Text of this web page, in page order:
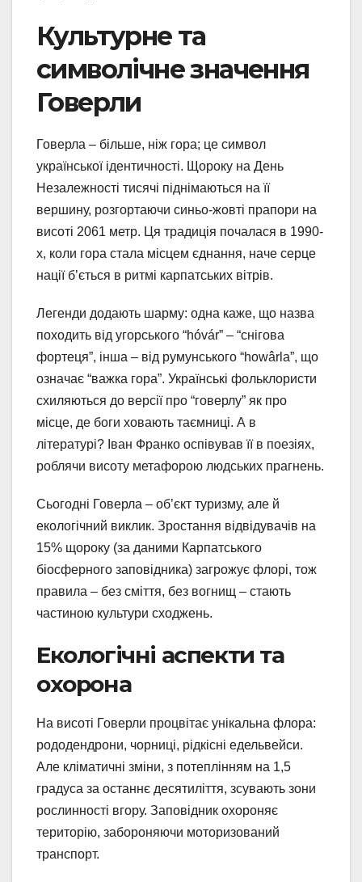
Культурне та
символічне значення
Говерли
Говерла – більше, ніж гора; це символ
української ідентичності. Щороку на День
Незалежності тисячі піднімаються на її
вершину, розгортаючи синьо-жовті прапори на
висоті 2061 метр. Ця традиція почалася в 1990-
х, коли гора стала місцем єднання, наче серце
нації б’ється в ритмі карпатських вітрів.
Легенди додають шарму: одна каже, що назва
походить від угорського “hóvár” – “снігова
фортеця”, інша – від румунського “howârla”, що
означає “важка гора”. Українські фольклористи
схиляються до версії про “говерлу” як про
місце, де боги ховають таємниці. А в
літературі? Іван Франко оспівував її в поезіях,
роблячи висоту метафорою людських прагнень.
Сьогодні Говерла – об’єкт туризму, але й
екологічний виклик. Зростання відвідувачів на
15% щороку (за даними Карпатського
біосферного заповідника) загрожує флорі, тож
правила – без сміття, без вогнищ – стають
частиною культури сходжень.
Екологічні аспекти та
охорона
На висоті Говерли процвітає унікальна флора:
рододендрони, чорниці, рідкісні едельвейси.
Але кліматичні зміни, з потеплінням на 1,5
градуса за останнє десятиліття, зсувають зони
рослинності вгору. Заповідник охороняє
територію, забороняючи моторизований
транспорт.